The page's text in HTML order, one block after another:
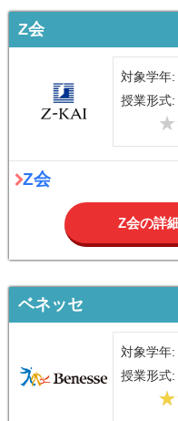
Z会
対象学年:
授業形式:
Z会
Z会の詳
ベネッセ
対象学年:
授業形式: